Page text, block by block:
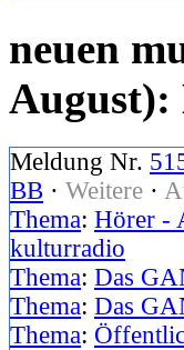
neuen
Meldung Nr.
BB · Weitere ·
Thema: Hörer -
kulturradio
Thema: Das
Thema: Das
Thema: